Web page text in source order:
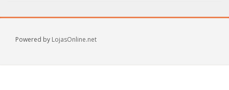
Powered by LojasOnline.net